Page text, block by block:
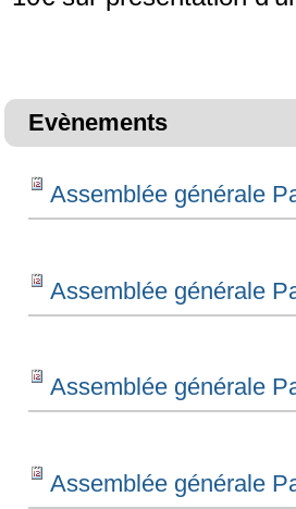
Evènements
Assemblée générale
Assemblée générale
Assemblée générale
Assemblée générale